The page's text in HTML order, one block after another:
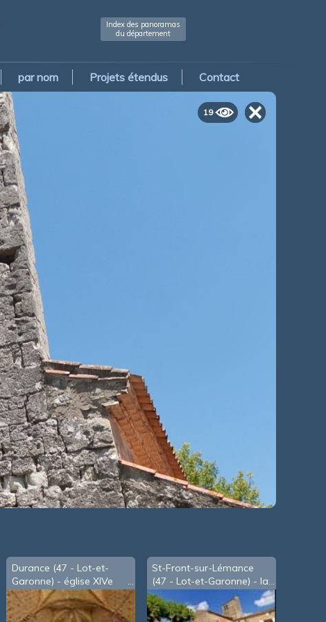
Index des panoramas
du département
par nom Projets étendus Contact
19
Durance (47 - Lot-et-
Garonne) - église XIVe
siècle avec un choeur à 5
pans
St-Front-sur-Lémance
(47 - Lot-et-Garonne) - la
place